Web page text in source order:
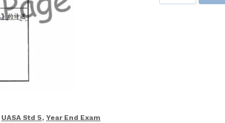
UASA Std 5, Year End Exam
历